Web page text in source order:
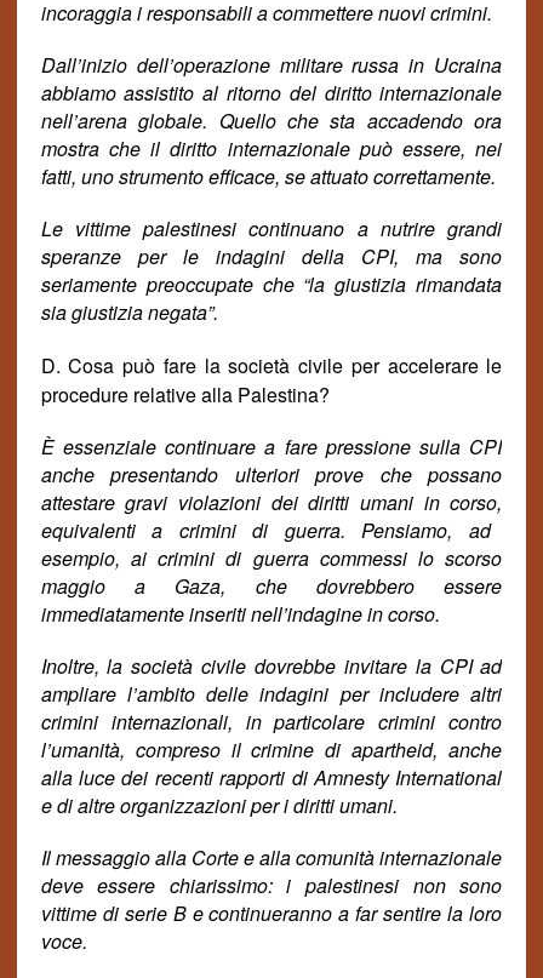
incoraggia i responsabili a commettere nuovi crimini.
Dall’inizio dell’operazione militare russa in Ucraina
abbiamo assistito al ritorno del diritto internazionale
nell’arena globale. Quello che sta accadendo ora
mostra che il diritto internazionale può essere,nei
fatti, uno strumento efficace, se attuato correttamente.
Le vittime palestinesi continuano a nutrire grandi
speranze per le indagini della CPI, ma sono
seriamente preoccupate che “la giustizia rimandata
sia giustizia negata”.
D. Cosa può fare la società civile per accelerare le
procedure relative alla Palestina?
È essenziale continuare a fare pressione sulla CPI
anche presentando ulteriori prove che possano
attestare gravi violazioni dei diritti umani in corso,
equivalentia crimini di guerra. Pensiamo, ad
esempio, ai crimini di guerra commessi lo scorso
maggio a Gaza, che dovrebbero essere
immediatamente inseriti nell’indagine in corso.
Inoltre, la società civile dovrebbe invitare la CPI ad
ampliare l’ambito delle indagini per includere altri
crimini internazionali, in particolare crimini contro
l’umanità, compreso il crimine di apartheid, anche
alla luce dei recenti rapporti di Amnesty International
e di altre organizzazioni per i diritti umani.
Il messaggio alla Corte e alla comunità internazionale
deve essere chiarissimo: i palestinesi non sono
vittime di serie B e continueranno a far sentire la loro
voce.